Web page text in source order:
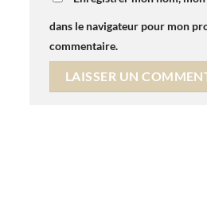
dans le navigateur pour mon
commentaire.